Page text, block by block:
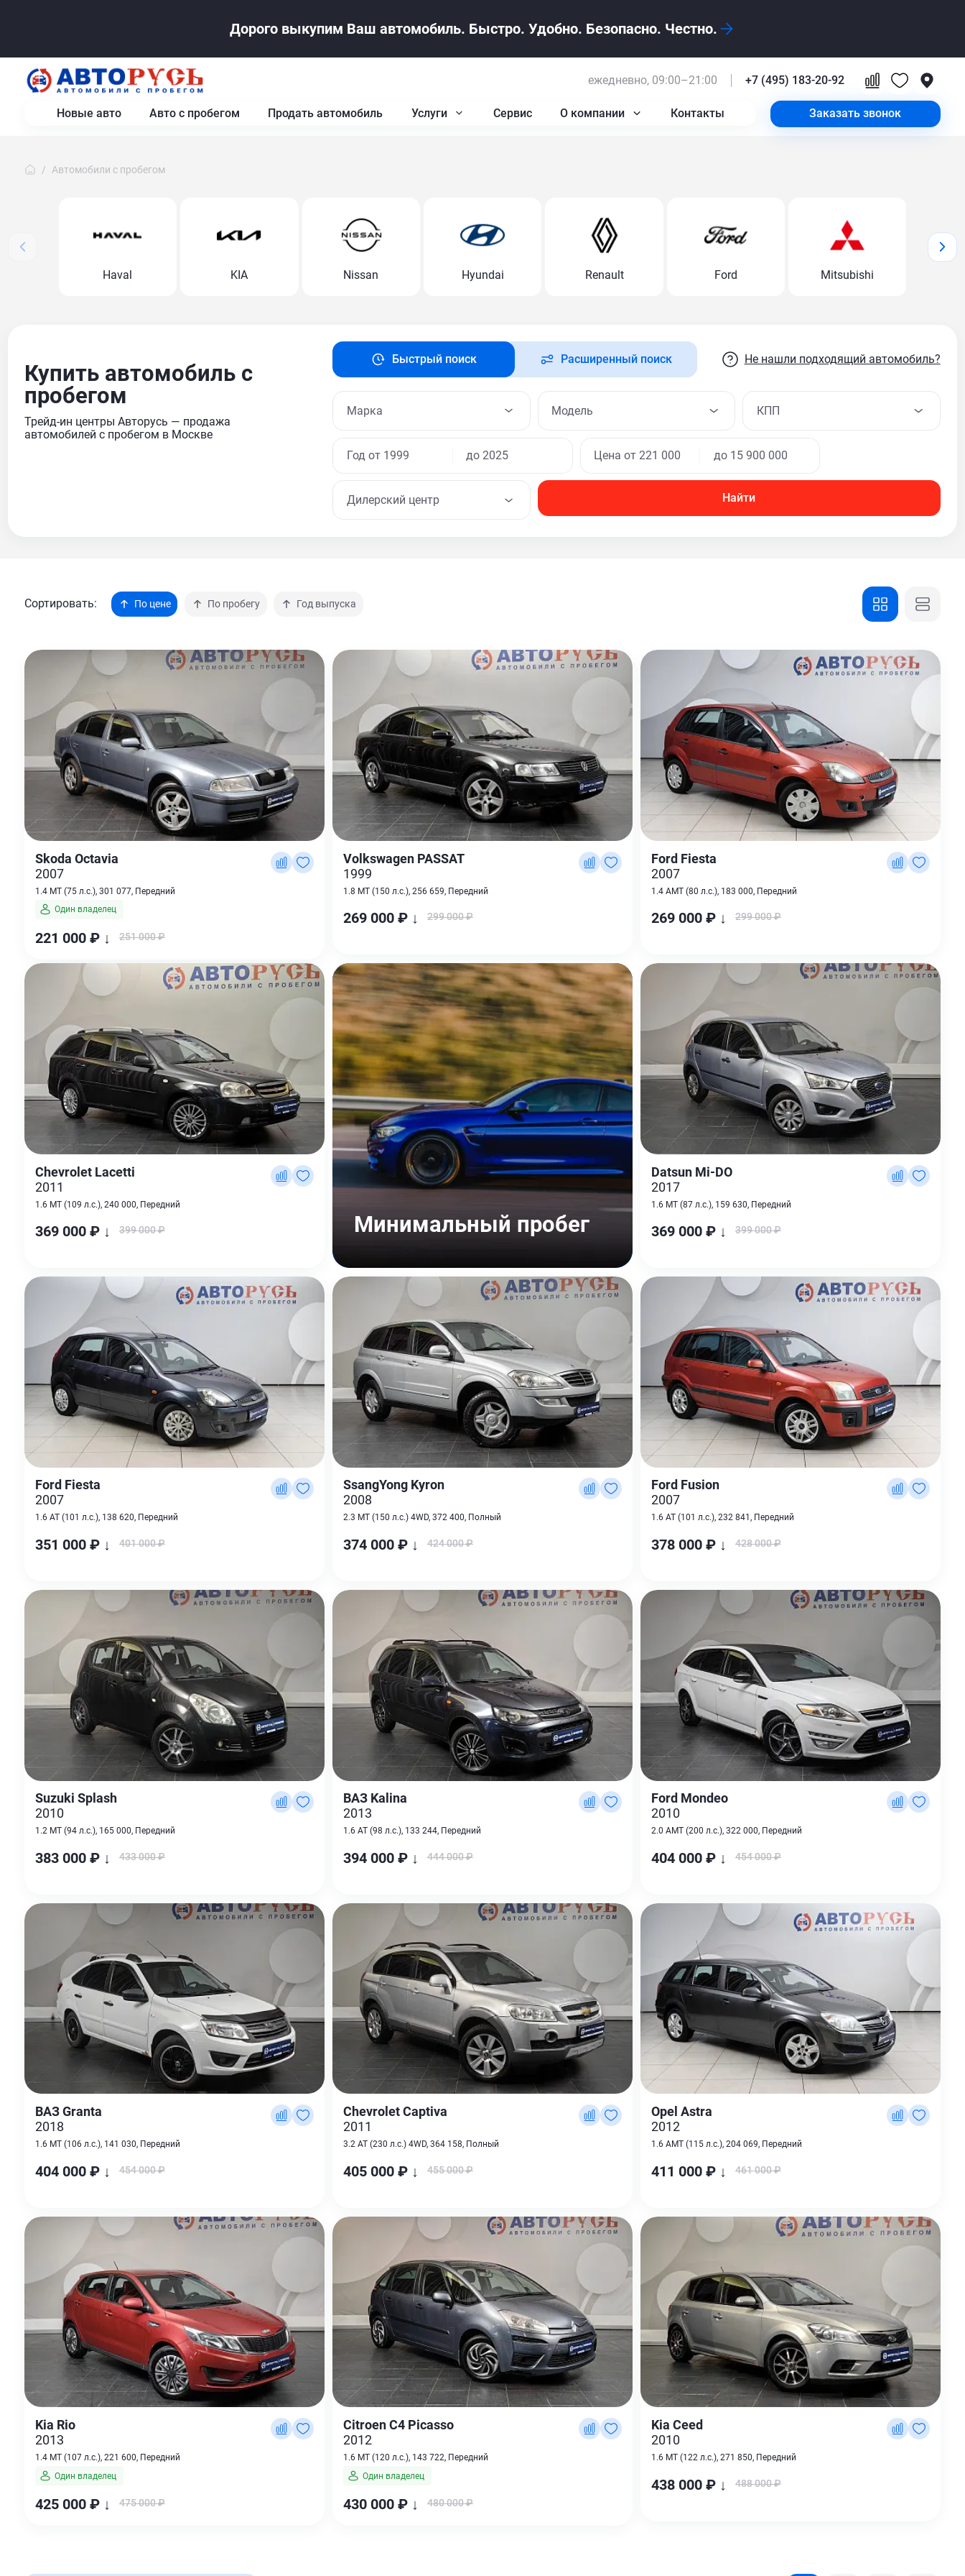
Дорого выкупим Ваш автомобиль. Быстро. Удобно. Безопасно. Честно.
Новые авто Авто с пробегом Продать автомобиль Услуги Сервис О компании Контакты
ежедневно, 09:00–21:00 +7 (495) 183-20-92
Заказать звонок
Автомобили с пробегом
Haval KIA Nissan Hyundai Renault Ford Mitsubishi
Купить автомобиль с
пробегом
Трейд-ин центры Авторусь — продажа
автомобилей с пробегом в Москве
Быстрый поиск Расширенный поиск Не нашли подходящий автомобиль?
Модель КПП
Дилерский центр Найти
Сортировать: По цене По пробегу Год выпуска
Skoda Octavia
2007
1.4 MT (75 л.с.), 301 077, Передний
Один владелец
221 000 ₽ ↓ 251 000 ₽
Volkswagen PASSAT
1999
1.8 MT (150 л.с.), 256 659, Передний
269 000 ₽ ↓ 299 000 ₽
Ford Fiesta
2007
1.4 AMT (80 л.с.), 183 000, Передний
269 000 ₽ ↓ 299 000 ₽
Chevrolet Lacetti
2011
1.6 MT (109 л.с.), 240 000, Передний
369 000 ₽ ↓ 399 000 ₽ Минимальный пробег
Datsun Mi-DO
2017
1.6 MT (87 л.с.), 159 630, Передний
369 000 ₽ ↓ 399 000 ₽
Ford Fiesta
2007
1.6 AT (101 л.с.), 138 620, Передний
351 000 ₽ ↓ 401 000 ₽
SsangYong Kyron
2008
2.3 MT (150 л.с.) 4WD, 372 400, Полный
374 000 ₽ ↓ 424 000 ₽
Ford Fusion
2007
1.6 AT (101 л.с.), 232 841, Передний
378 000 ₽ ↓ 428 000 ₽
Suzuki Splash
2010
1.2 MT (94 л.с.), 165 000, Передний
383 000 ₽ ↓ 433 000 ₽
ВАЗ Kalina
2013
1.6 AT (98 л.с.), 133 244, Передний
394 000 ₽ ↓ 444 000 ₽
Ford Mondeo
2010
2.0 AMT (200 л.с.), 322 000, Передний
404 000 ₽ ↓ 454 000 ₽
ВАЗ Granta
2018
1.6 MT (106 л.с.), 141 030, Передний
404 000 ₽ ↓ 454 000 ₽
Chevrolet Captiva
2011
3.2 AT (230 л.с.) 4WD, 364 158, Полный
405 000 ₽ ↓ 455 000 ₽
Opel Astra
2012
1.6 AMT (115 л.с.), 204 069, Передний
411 000 ₽ ↓ 461 000 ₽
Kia Rio
2013
1.4 MT (107 л.с.), 221 600, Передний
Один владелец
425 000 ₽ ↓ 475 000 ₽
Citroen C4 Picasso
2012
1.6 MT (120 л.с.), 143 722, Передний
Один владелец
430 000 ₽ ↓ 480 000 ₽
Kia Ceed
2010
1.6 MT (122 л.с.), 271 850, Передний
438 000 ₽ ↓ 488 000 ₽